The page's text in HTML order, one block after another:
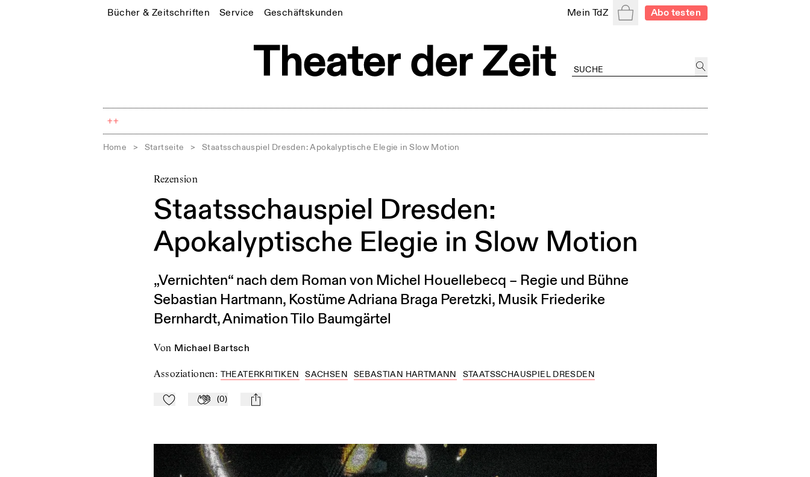
Bücher & Zeitschriften Service Geschäftskunden Mein TdZ WarenkorbAbo testen
++
Home > Startseite > Staatsschauspiel Dresden: Apokalyptische Elegie in Slow Motion
Rezension
Staatsschauspiel Dresden:
Apokalyptische Elegie in Slow Motion
„Vernichten“ nach dem Roman von Michel Houellebecq – Regie und Bühne
Sebastian Hartmann, Kostüme Adriana Braga Peretzki, Musik Friederike
Bernhardt, Animation Tilo Baumgärtel
von Michael Bartsch
Assoziationen: THEATERKRITIKEN SACHSEN SEBASTIAN HARTMANN STAATSSCHAUSPIEL DRESDEN
Zu Mein-TdZ hinzufügen
Applaudieren
(0) mail